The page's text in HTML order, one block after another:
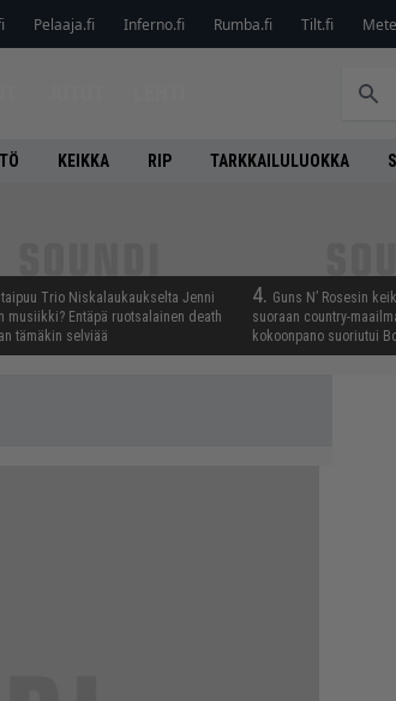
Pelaaja.fi Inferno.fi Rumba.fi Tilt.fi
KEIKKA RIP TARKKAILULUOKKA
taipuu Trio Niskalaukaukselta Jenni
musiikki? Entäpä ruotsalainen death
tämäkin selviää
4. Guns N’ Rosesin
suoraan country-
kokoonpano suoriutui